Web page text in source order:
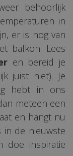
behoorlijk
in
er is nog van
balkon. Lees
en bereid je
juist niet). Je
hebt in ons
meteen een
en hangt nu
in de nieuwste
doe inspiratie